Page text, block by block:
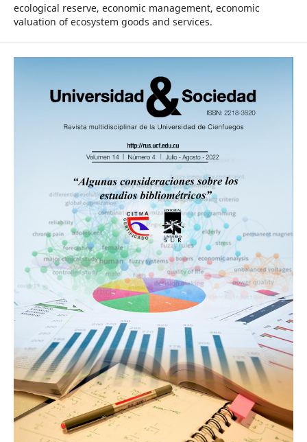
ecological reserve, economic management, economic
valuation of ecosystem goods and services.